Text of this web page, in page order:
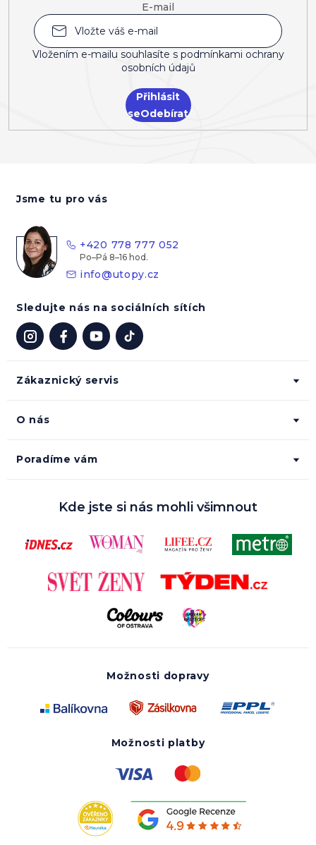
E-mail
Vložením e-mailu souhlasíte s podmínkami ochrany
osobních údajů
Přihlásit
se
Zákaznický servis
O nás
Poradíme vám
Jsme tu pro vás
+420 778 777 052
info@utopy.cz
Sledujte nás na sociálních sítích
Kde jste si nás mohli všimnout
Možnosti dopravy
Možnosti platby